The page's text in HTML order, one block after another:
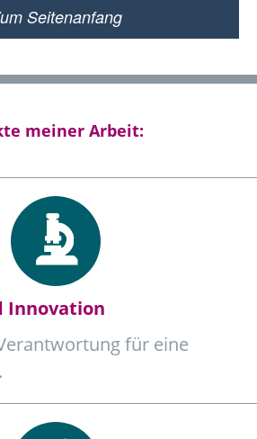
Seitenanfang
meiner Arbeit:
Innovation
für eine